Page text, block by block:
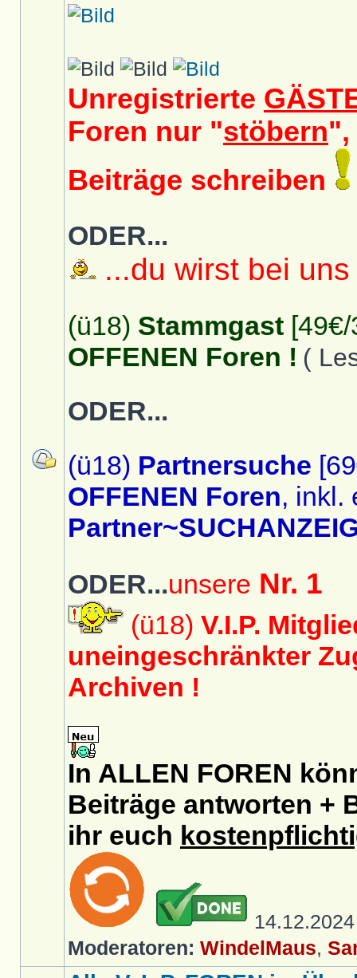
Unregistrierte
Foren nur "stöbern",
Beiträge schreiben
ODER...
...du wirst bei
(ü18) Stammgast
OFFENEN Foren ! (
ODER...
(ü18) Partnersuche
OFFENEN Foren, inkl.
ODER...unsere Nr. 1
(ü18) V.I.P.
uneingeschränkter
Archiven !
In ALLEN FOREN
Beiträge antworten +
ihr euch
Moderatoren: WindelMaus,